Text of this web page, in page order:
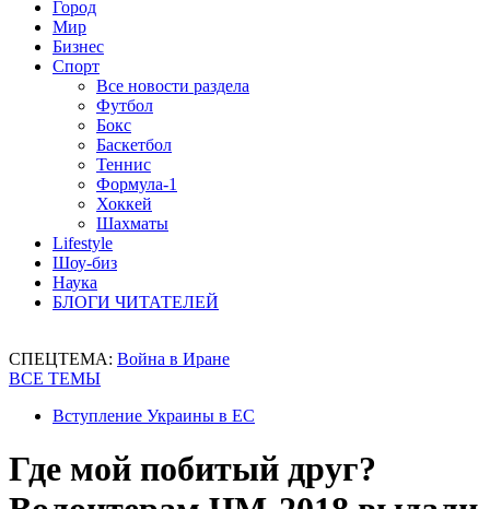
Город
Мир
Бизнес
Спорт
Все новости раздела
Футбол
Бокс
Баскетбол
Теннис
Формула-1
Хоккей
Шахматы
Lifestyle
Шоу-биз
Наука
БЛОГИ ЧИТАТЕЛЕЙ
СПЕЦТЕМА: Война в Иране
ВСЕ ТЕМЫ
Вступление Украины в ЕС
Где мой побитый друг?